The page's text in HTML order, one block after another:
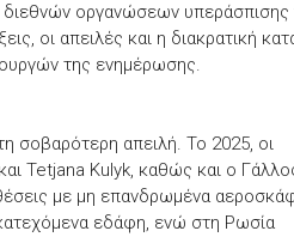
οργανώσεων υπεράσπισης
οι απειλές και η διακρατική
της ενημέρωσης.
σοβαρότερη απειλή. Το 2025, οι
Tetjana Kulyk, καθώς και ο
με μη επανδρωμένα
εδάφη, ενώ στη Ρωσία